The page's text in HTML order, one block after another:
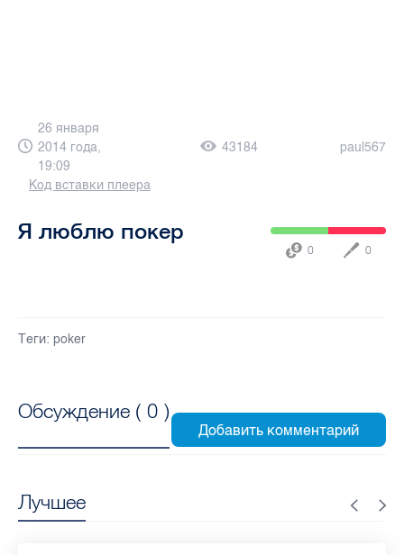
26 января
2014 года,
19:09
43184 paul567
Код вставки плеера
Я люблю покер
0 0
Теги: poker
Обсуждение ( 0 )
Лучшее